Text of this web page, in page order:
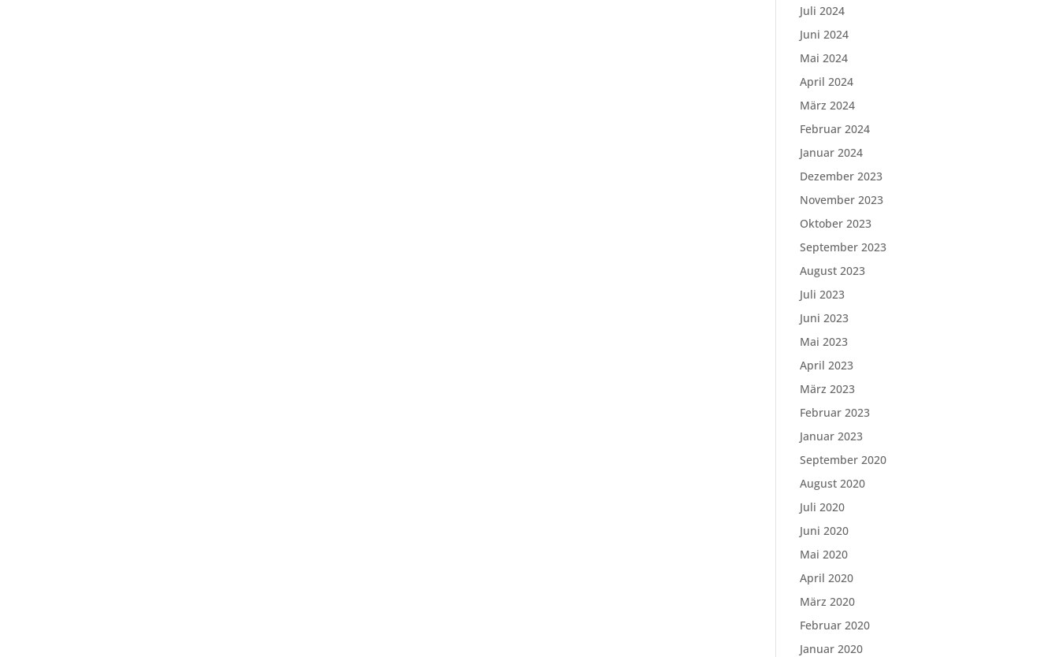
Juli 2024
Juni 2024
Mai 2024
April 2024
März 2024
Februar 2024
Januar 2024
Dezember 2023
November 2023
Oktober 2023
September 2023
August 2023
Juli 2023
Juni 2023
Mai 2023
April 2023
März 2023
Februar 2023
Januar 2023
September 2020
August 2020
Juli 2020
Juni 2020
Mai 2020
April 2020
März 2020
Februar 2020
Januar 2020